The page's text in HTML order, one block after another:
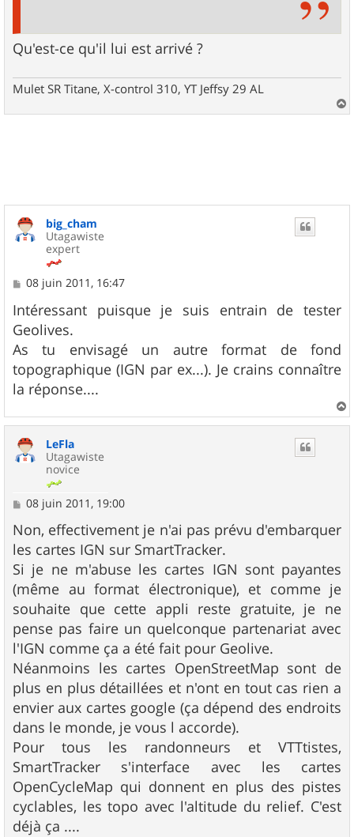
Qu'est-ce qu'il lui est arrivé ?
Mulet SR Titane, X-control 310, YT Jeffsy 29 AL
a
big_cham
Utagawiste
expert
M
s
s
a
g
e
08 juin 2011, 16:47
Intéressant puisque je suis entrain de tester
Geolives.
As tu envisagé un autre format de fond
topographique (IGN par ex...). Je crains connaître
la réponse....
a
LeFla
Utagawiste
novice
M
s
s
a
g
e
08 juin 2011, 19:00
Non, effectivement je n'ai pas prévu d'embarquer
les cartes IGN sur SmartTracker.
Si je ne m'abuse les cartes IGN sont payantes
(même au format électronique), et comme je
souhaite que cette appli reste gratuite, je ne
pense pas faire un quelconque partenariat avec
l'IGN comme ça a été fait pour Geolive.
Néanmoins les cartes OpenStreetMap sont de
plus en plus détaillées et n'ont en tout cas rien a
envier aux cartes google (ça dépend des endroits
dans le monde, je vous l accorde).
Pour tous les randonneurs et VTTtistes,
SmartTracker s'interface avec les cartes
OpenCycleMap qui donnent en plus des pistes
cyclables, les topo avec l'altitude du relief. C'est
déjà ça ....